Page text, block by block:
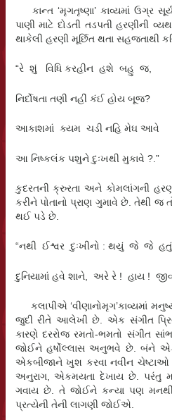
કાન્ત ‘મૃગતૃષ્ણા’ કાવ્યમાં ઉગ્ર
પાણી માટે દોડતી તડપતી હરણીની
થાકેલી હરણી મૂર્છિત થતા સહજતાથી
“રે શું વિધિ કરહીન હશે બહુ જ,
નિર્દોષતા તણી નહીં કંઈ હોય બૂજ?
આકાશમાં ક્યમ ચડી નહિ મેઘ આવે
આ નિષ્કલંક પશુને દુઃખથી મુકાવે ?.”
કુદરતની ક્રુરતા અને કોમલાંગની
કરીને પોતાનો પ્રાણ ગુમાવે છે. તેથી જ
થઈ પડે છે.
“નથી ઈશ્વર દુઃખીનો : થયું જે જે
દુનિયામાં હવે શાને, અરે રે ! હાય !
કલાપીએ ‘વીણાનોમૃગ’કાવ્યમાં
જુદી રીતે આલેખી છે. એક સંગીત
કારણે દરરોજ રમતો-ભમતો સંગીત
જોઈને હર્ષોલ્લાસ અનુભવે છે. બંને
એકબીજાને ખુશ કરવા નવીન ચેષ્ટાઓ
અનુરાગ, એકમયતા દેખાય છે. પરંતુ
ગવાય છે. તે જોઈને કન્યા પણ
પ્રત્યેની તેની લાગણી જોઈએ.